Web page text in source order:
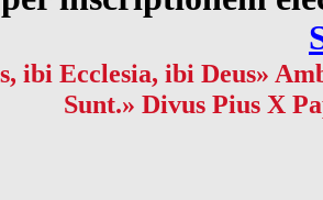
ibi Ecclesia, ibi Deus»
Sunt.» Divus Pius X